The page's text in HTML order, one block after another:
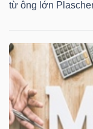
từ ông lớn
(-)
Đào
tạo